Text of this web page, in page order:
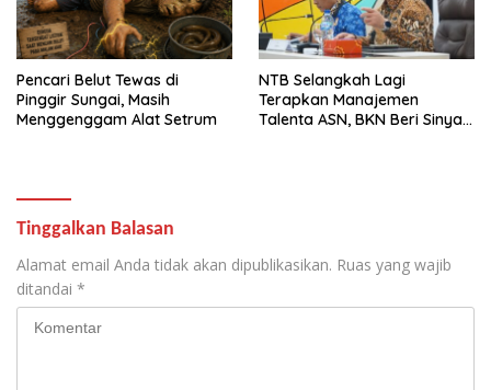
Pencari Belut Tewas di
Pinggir Sungai, Masih
Menggenggam Alat Setrum
NTB Selangkah Lagi
Terapkan Manajemen
Talenta ASN, BKN Beri Sinyal
Tinggalkan Balasan
Alamat email Anda tidak akan dipublikasikan. Ruas yang wajib
ditandai *